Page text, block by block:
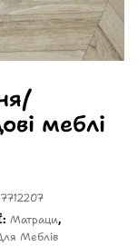
меблі
7712207
Матраци,
Меблів